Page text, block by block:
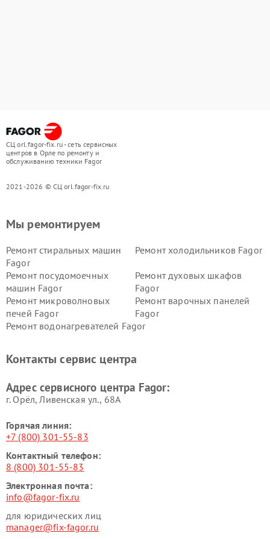
СЦ orl.fagor-fix.ru - сеть сервисных
центров в Орле по ремонту и
обслуживанию техники Fagor
2021-2026 © СЦ orl.fagor-fix.ru
Мы ремонтируем
Ремонт стиральных машин
Fagor
Ремонт холодильников Fagor
Ремонт посудомоечных
машин Fagor
Ремонт духовых шкафов
Fagor
Ремонт микроволновых
печей Fagor
Ремонт варочных панелей
Fagor
Ремонт водонагревателей Fagor
Контакты сервис центра
Адрес сервисного центра Fagor:
г. Орёл, Ливенская ул., 68А
Горячая линия:
+7 (800) 301-55-83
Контактный телефон:
8 (800) 301-55-83
Электронная почта:
info@fagor-fix.ru
для юридических лиц
manager@fix-fagor.ru